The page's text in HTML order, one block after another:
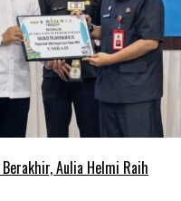
Aulia Helmi Raih